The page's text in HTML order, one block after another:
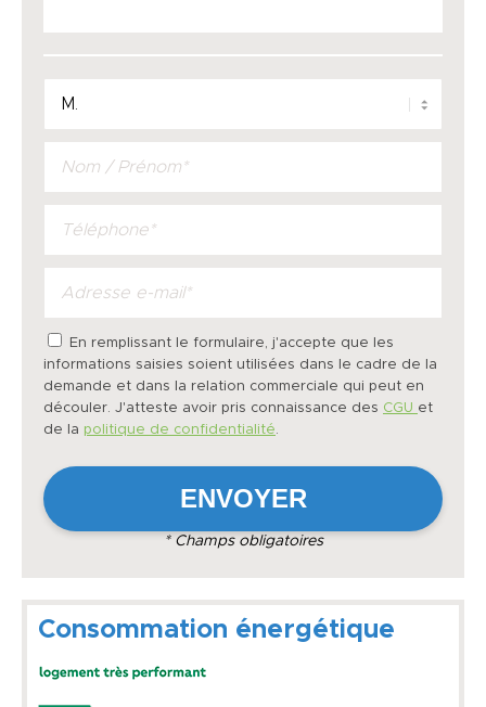
En remplissant le formulaire, j'accepte que les
informations saisies soient utilisées dans le cadre de la
demande et dans la relation commerciale qui peut en
découler. J'atteste avoir pris connaissance des CGU et
de la politique de confidentialité.
* Champs obligatoires
Consommation énergétique